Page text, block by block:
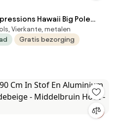
Hawaii Big Pole
350x350 cm - frame
donker grijs
Vierkante, metalen
Gratis bezorging